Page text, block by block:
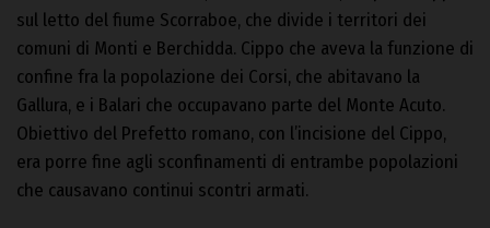
sul letto del fiume Scorraboe, che divide i territori dei
comuni di Monti e Berchidda. Cippo che aveva la funzione di
confine fra la popolazione dei Corsi, che abitavano la
Gallura, e i Balari che occupavano parte del Monte Acuto.
Obiettivo del Prefetto romano, con l’incisione del Cippo,
era porre fine agli sconfinamenti di entrambe popolazioni
che causavano continui scontri armati.